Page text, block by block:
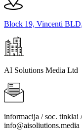
Block 19, Vincenti
AI Solutions Media Ltd
informacija / soc. tinklai
info@aisoliutions.media